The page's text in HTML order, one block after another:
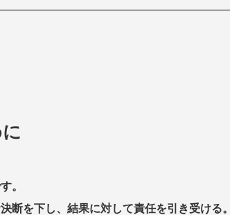
。
断を下し、結果に対して責任を引き受ける